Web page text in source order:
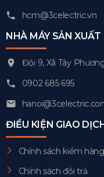
hcm@3celectric.vn
NHÀ MÁY SẢN XUẤT
Đội 9, Xã Tây
0902 685 695
ĐIỀU KIỆN GIAO
Chính sách kiểm hàng
Chính sách đổi trả